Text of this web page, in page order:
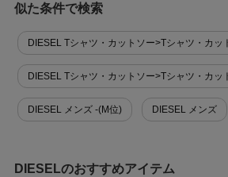
似た条件で検索
DIESEL Tシャツ・カットソー>Tシャツ・カッ
DIESEL Tシャツ・カットソー>Tシャツ・カッ
DIESEL メンズ -(M位) DIESEL メンズ
DIESELのおすすめアイテム